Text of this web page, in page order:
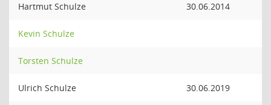
Hartmut Schulze 30.06.2014
Kevin Schulze
Torsten Schulze
Ulrich Schulze 30.06.2019